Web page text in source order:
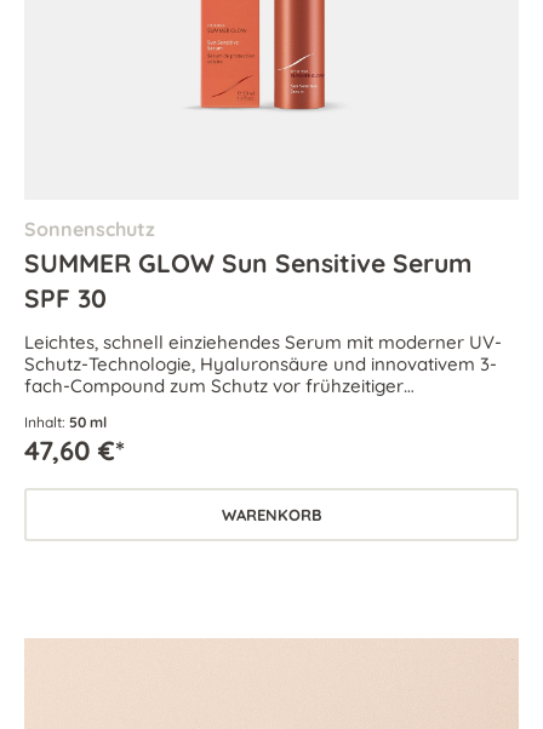
Sonnenschutz
SUMMER GLOW Sun Sensitive Serum
SPF 30
Leichtes, schnell einziehendes Serum mit moderner UV-
Schutz-Technologie, Hyaluronsäure und innovativem 3-
fach-Compound zum Schutz vor frühzeitiger
Inhalt: 50 ml
47,60 €*
WARENKORB